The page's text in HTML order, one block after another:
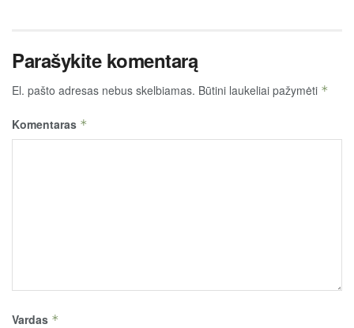
Parašykite komentarą
El. pašto adresas nebus skelbiamas. Būtini laukeliai pažymėti *
Komentaras *
Vardas *